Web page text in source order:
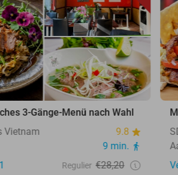
3-Gänge-Menü nach Wahl
Vietnam
9.8
9 min.
Regulier €28,20